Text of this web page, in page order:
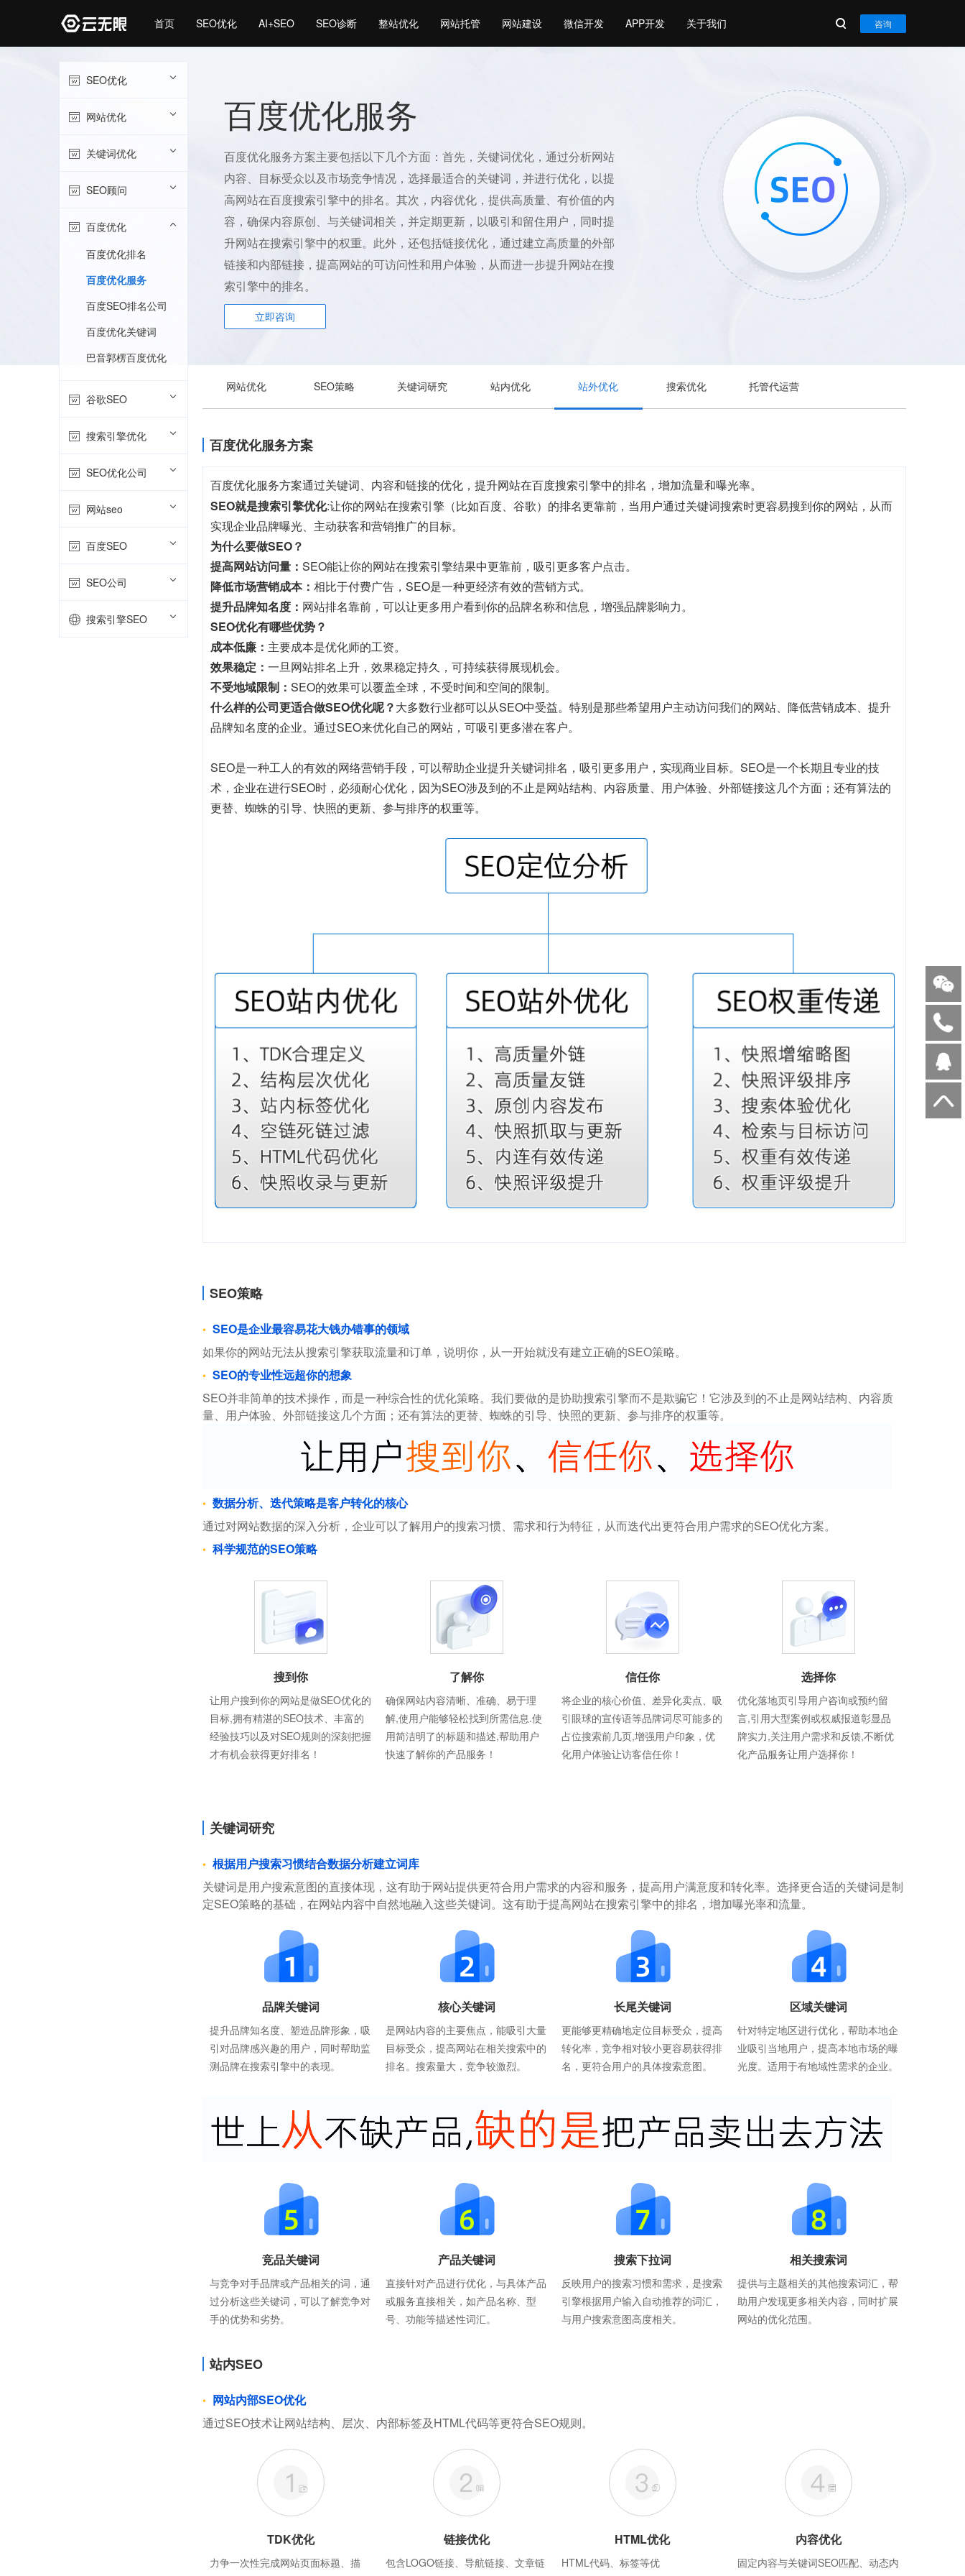
首页 SEO优化 AI+SEO SEO诊断 整站优化 网站托管 网站建设 微信开发 APP开发 关于我们 咨询
百度优化服务
百度优化服务方案主要包括以下几个方面：首先，关键词优化，通过分析网站
内容、目标受众以及市场竞争情况，选择最适合的关键词，并进行优化，以提
高网站在百度搜索引擎中的排名。其次，内容优化，提供高质量、有价值的内
容，确保内容原创、与关键词相关，并定期更新，以吸引和留住用户，同时提
升网站在搜索引擎中的权重。此外，还包括链接优化，通过建立高质量的外部
链接和内部链接，提高网站的可访问性和用户体验，从而进一步提升网站在搜
索引擎中的排名。
立即咨询
SEO优化
网站优化
关键词优化
SEO顾问
百度优化
百度优化排名
百度优化服务
百度SEO排名公司
百度优化关键词
巴音郭楞百度优化
谷歌SEO
搜索引擎优化
SEO优化公司
网站seo
百度SEO
SEO公司
搜索引擎SEO
网站优化 SEO策略 关键词研究 站内优化 站外优化 搜索优化 托管代运营
百度优化服务方案
百度优化服务方案通过关键词、内容和链接的优化，提升网站在百度搜索引擎中的排名，增加流量和曝光率。
SEO就是搜索引擎优化:让你的网站在搜索引擎（比如百度、谷歌）的排名更靠前，当用户通过关键词搜索时更容易搜到你的网站，从而
实现企业品牌曝光、主动获客和营销推广的目标。
为什么要做SEO？
提高网站访问量： SEO能让你的网站在搜索引擎结果中更靠前，吸引更多客户点击。
降低市场营销成本： 相比于付费广告，SEO是一种更经济有效的营销方式。
提升品牌知名度： 网站排名靠前，可以让更多用户看到你的品牌名称和信息，增强品牌影响力。
SEO优化有哪些优势？
成本低廉： 主要成本是优化师的工资。
效果稳定： 一旦网站排名上升，效果稳定持久，可持续获得展现机会。
不受地域限制： SEO的效果可以覆盖全球，不受时间和空间的限制。
什么样的公司更适合做SEO优化呢？大多数行业都可以从SEO中受益。特别是那些希望用户主动访问我们的网站、降低营销成本、提升
品牌知名度的企业。通过SEO来优化自己的网站，可吸引更多潜在客户。
SEO是一种工人的有效的网络营销手段，可以帮助企业提升关键词排名，吸引更多用户，实现商业目标。SEO是一个长期且专业的技
术，企业在进行SEO时，必须耐心优化，因为SEO涉及到的不止是网站结构、内容质量、用户体验、外部链接这几个方面；还有算法的
更替、蜘蛛的引导、快照的更新、参与排序的权重等。
SEO策略
SEO是企业最容易花大钱办错事的领域
如果你的网站无法从搜索引擎获取流量和订单，说明你，从一开始就没有建立正确的SEO策略。
SEO的专业性远超你的想象
SEO并非简单的技术操作，而是一种综合性的优化策略。我们要做的是协助搜索引擎而不是欺骗它！它涉及到的不止是网站结构、内容质
量、用户体验、外部链接这几个方面；还有算法的更替、蜘蛛的引导、快照的更新、参与排序的权重等。
数据分析、迭代策略是客户转化的核心
通过对网站数据的深入分析，企业可以了解用户的搜索习惯、需求和行为特征，从而迭代出更符合用户需求的SEO优化方案。
科学规范的SEO策略
搜到你
让用户搜到你的网站是做SEO优化的
目标,拥有精湛的SEO技术、丰富的
经验技巧以及对SEO规则的深刻把握
才有机会获得更好排名！
了解你
确保网站内容清晰、准确、易于理
解,使用户能够轻松找到所需信息.使
用简洁明了的标题和描述,帮助用户
快速了解你的产品服务！
信任你
将企业的核心价值、差异化卖点、吸
引眼球的宣传语等品牌词尽可能多的
占位搜索前几页,增强用户印象，优
化用户体验让访客信任你！
选择你
优化落地页引导用户咨询或预约留
言,引用大型案例或权威报道彰显品
牌实力,关注用户需求和反馈,不断优
化产品服务让用户选择你！
关键词研究
根据用户搜索习惯结合数据分析建立词库
关键词是用户搜索意图的直接体现，这有助于网站提供更符合用户需求的内容和服务，提高用户满意度和转化率。选择更合适的关键词是制
定SEO策略的基础，在网站内容中自然地融入这些关键词。这有助于提高网站在搜索引擎中的排名，增加曝光率和流量。
品牌关键词
提升品牌知名度、塑造品牌形象，吸
引对品牌感兴趣的用户，同时帮助监
测品牌在搜索引擎中的表现。
核心关键词
是网站内容的主要焦点，能吸引大量
目标受众，提高网站在相关搜索中的
排名。搜索量大，竞争较激烈。
长尾关键词
更能够更精确地定位目标受众，提高
转化率，竞争相对较小更容易获得排
名，更符合用户的具体搜索意图。
区域关键词
针对特定地区进行优化，帮助本地企
业吸引当地用户，提高本地市场的曝
光度。适用于有地域性需求的企业。
竞品关键词
与竞争对手品牌或产品相关的词，通
过分析这些关键词，可以了解竞争对
手的优势和劣势。
产品关键词
直接针对产品进行优化，与具体产品
或服务直接相关，如产品名称、型
号、功能等描述性词汇。
搜索下拉词
反映用户的搜索习惯和需求，是搜索
引擎根据用户输入自动推荐的词汇，
与用户搜索意图高度相关。
相关搜索词
提供与主题相关的其他搜索词汇，帮
助用户发现更多相关内容，同时扩展
网站的优化范围。
站内SEO
网站内部SEO优化
通过SEO技术让网站结构、层次、内部标签及HTML代码等更符合SEO规则。
TDK优化
力争一次性完成网站页面标题、描
链接优化
包含LOGO链接、导航链接、文章链
HTML优化
HTML代码、标签等优
内容优化
固定内容与关键词SEO匹配、动态内